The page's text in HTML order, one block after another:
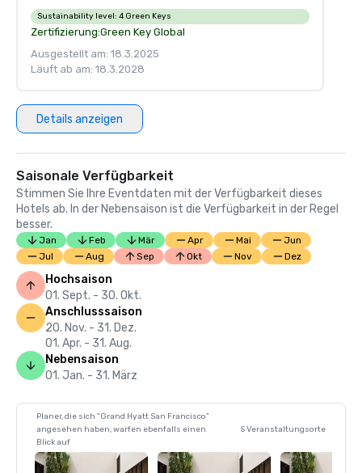
Sustainability level: 4 Green Keys
Zertifizierung:Green Key Global
Ausgestellt am: 18.3.2025
Läuft ab am: 18.3.2028
Details anzeigen
Saisonale Verfügbarkeit
Stimmen Sie Ihre Eventdaten mit der Verfügbarkeit dieses
Hotels ab. In der Nebensaison ist die Verfügbarkeit in der Regel
besser.
Jan Feb Mär Apr Mai
Jun
Jul
Aug Sep Okt Nov Dez
Hochsaison
01. Sept. - 30. Okt.
Anschlusssaison
20. Nov. - 31. Dez.
01. Apr. - 31. Aug.
Nebensaison
01. Jan. - 31. März
Planer, die sich "Grand Hyatt San Francisco"
angesehen haben, warfen ebenfalls einen
Blick auf
5 Veranstaltungsorte